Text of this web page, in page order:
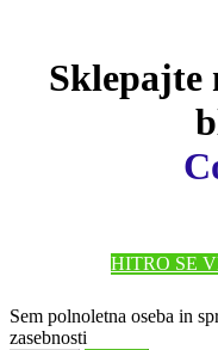
Sklepajte
HITRO SE
Sem polnoletna oseba in
zasebnosti